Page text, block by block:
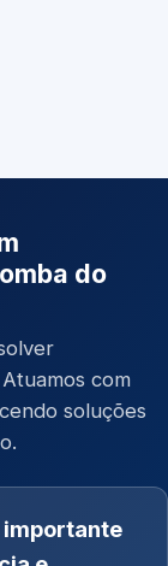
do
com
soluções
importante